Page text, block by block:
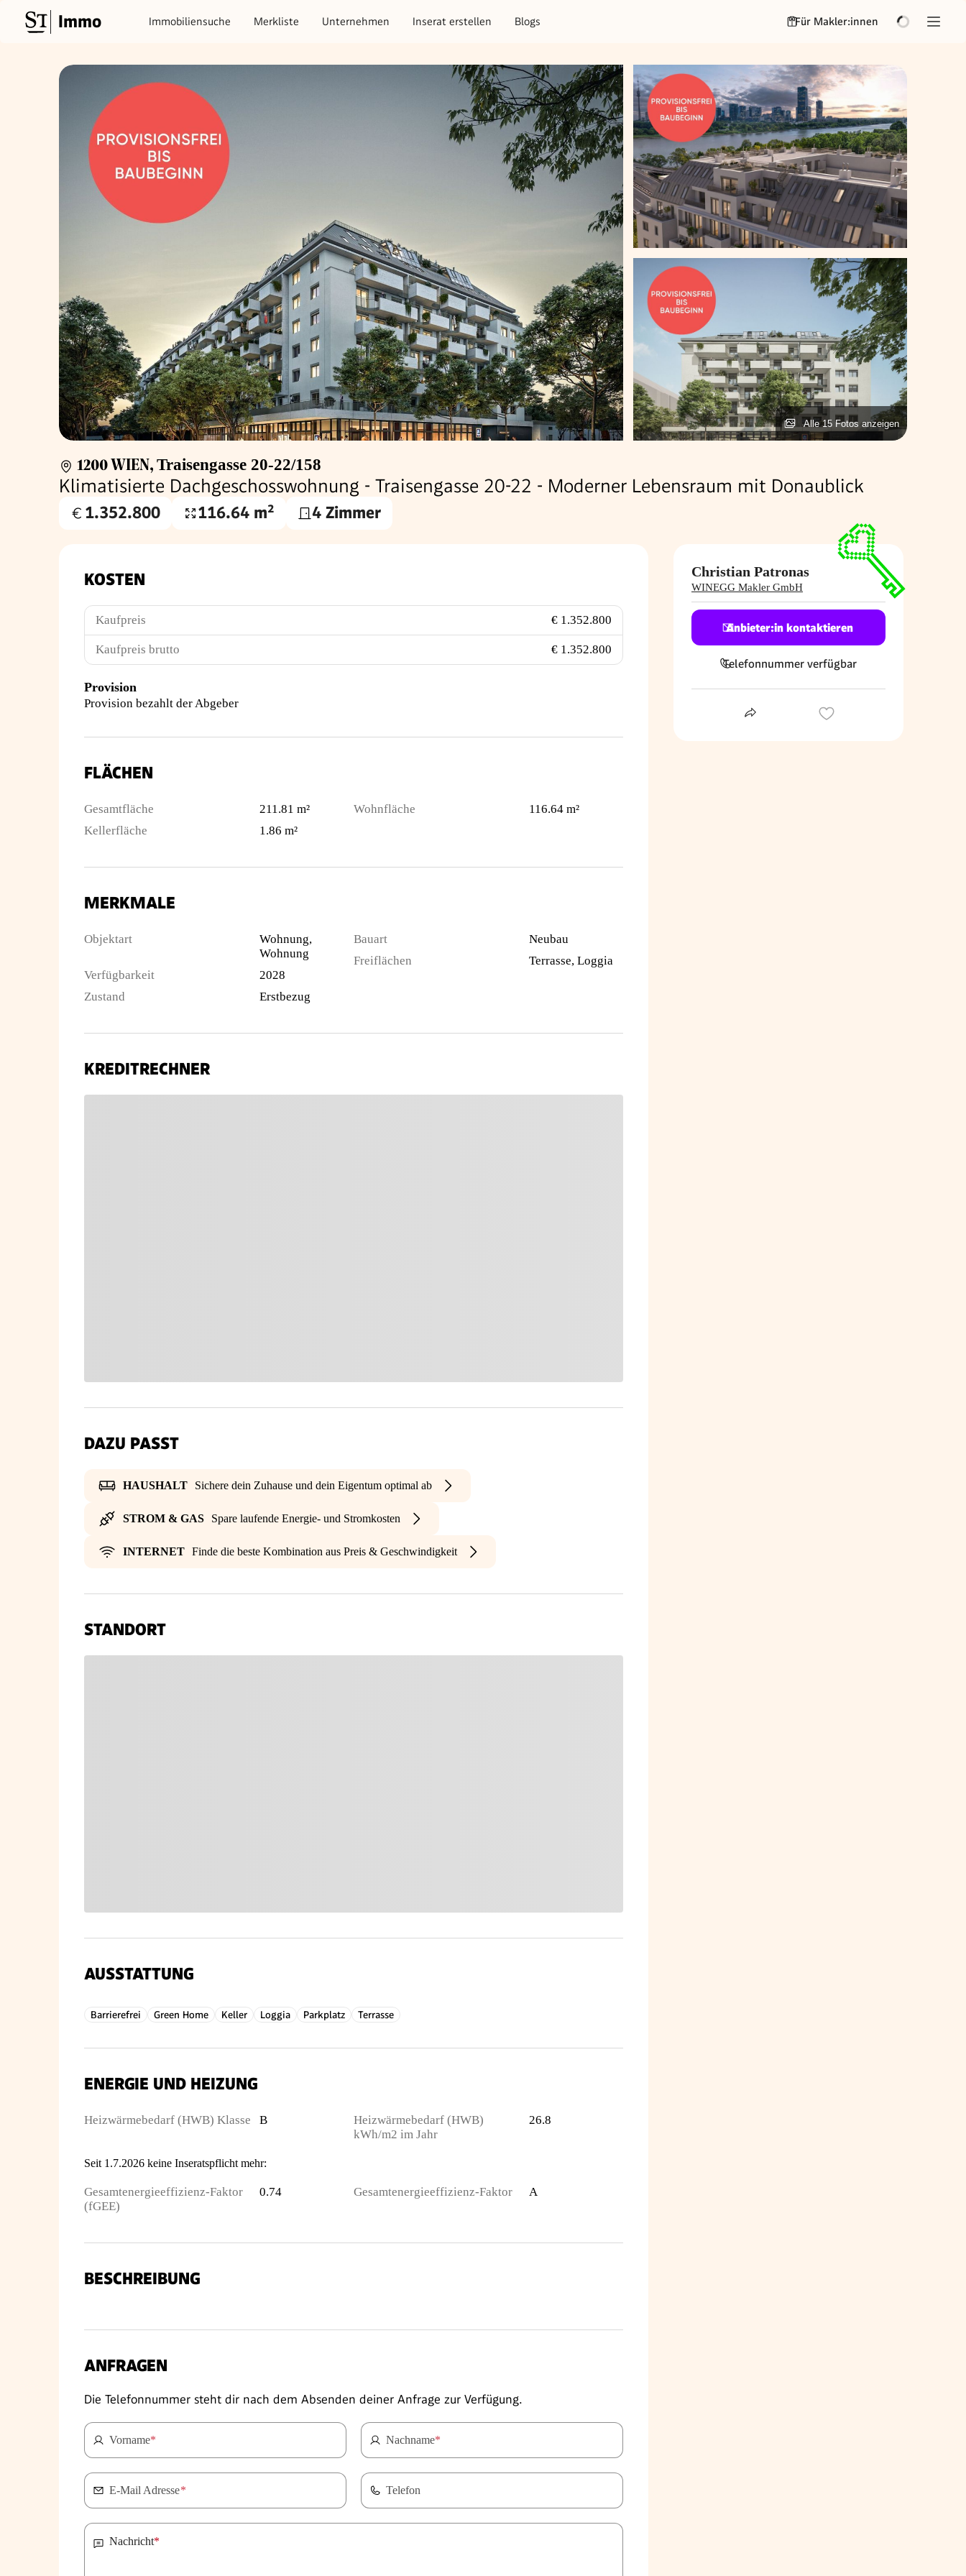
Immo Immobiliensuche Merkliste Unternehmen Inserat erstellen Blogs Für Makler:innen
Alle 15 Fotos anzeigen
1200 WIEN, Traisengasse 20-22/158
Klimatisierte Dachgeschosswohnung - Traisengasse 20-22 - Moderner Lebensraum mit Donaublick
Kaufpreis
1.352.800
Wohnfläche
116.64 m² 4 Zimmer
KOSTEN
Kaufpreis € 1.352.800
Kaufpreis brutto € 1.352.800
Provision
Provision bezahlt der Abgeber
FLÄCHEN
Gesamtfläche
211.81 m²
Kellerfläche
1.86 m²
Wohnfläche 116.64 m²
MERKMALE
Objektart
Wohnung,
Wohnung
Verfügbarkeit
2028
Zustand
Erstbezug
Bauart
Neubau
Freiflächen
Terrasse, Loggia
KREDITRECHNER
DAZU PASST
HAUSHALT Sichere dein Zuhause und dein Eigentum optimal ab
STROM & GAS Spare laufende Energie- und Stromkosten
INTERNET Finde die beste Kombination aus Preis & Geschwindigkeit
STANDORT
AUSSTATTUNG
Barrierefrei Green Home Keller Loggia Parkplatz Terrasse
ENERGIE UND HEIZUNG
Heizwärmebedarf (HWB) Klasse B
Heizwärmebedarf (HWB)
kWh/m2 im Jahr
26.8
Seit 1.7.2026 keine Inseratspflicht mehr:
Gesamtenergieeffizienz-Faktor
(fGEE)
0.74 Gesamtenergieeffizienz-Faktor A
BESCHREIBUNG
ANFRAGEN
Die Telefonnummer steht dir nach dem Absenden deiner Anfrage zur Verfügung.
Vorname* Nachname*
E-Mail Adresse* Telefon
Nachricht*
Christian Patronas
WINEGG Makler GmbH
Anbieter:in kontaktieren
Telefonnummer verfügbar